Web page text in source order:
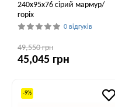
240x95x76 сірий мармур/
горіх
0 відгуків
49,550 грн
45,045 грн
-9%